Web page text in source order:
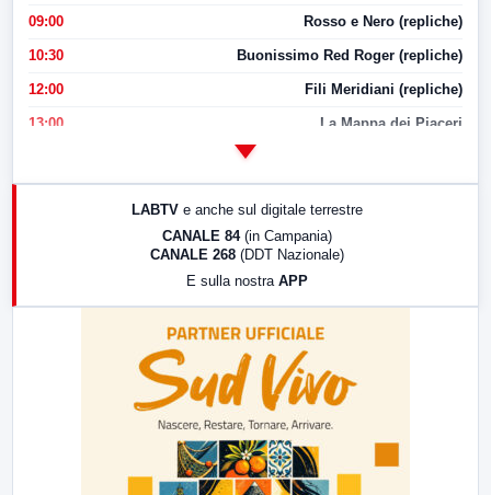
09:00 Rosso e Nero (repliche)
10:30 Buonissimo Red Roger (repliche)
12:00 Fili Meridiani (repliche)
13:00 La Mappa dei Piaceri
LABTV e anche sul digitale terrestre
CANALE 84 (in Campania)
CANALE 268 (DDT Nazionale)
E sulla nostra APP